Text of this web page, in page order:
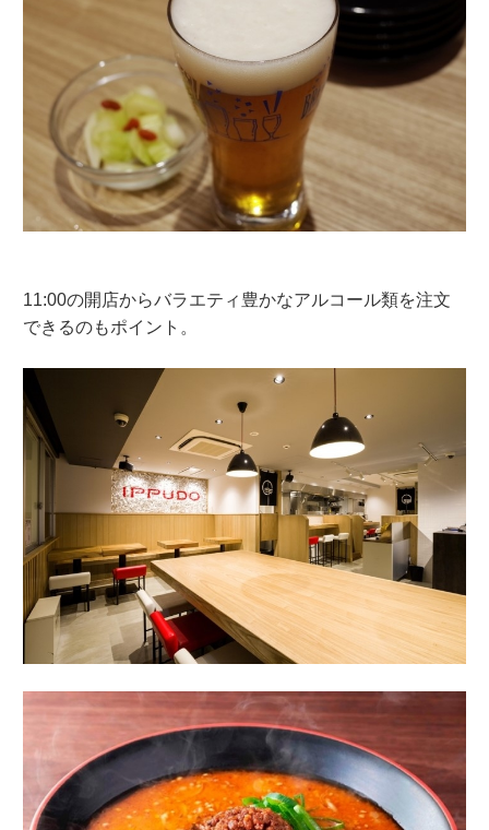
11:00の開店からバラエティ豊かなアルコール類を注文
できるのもポイント。